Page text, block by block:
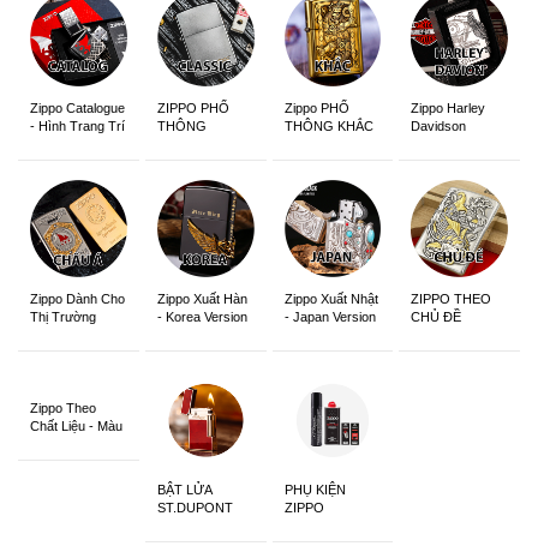
Zippo Catalogue
- Hình Trang Trí
ZIPPO PHỔ
THÔNG
Zippo PHỔ
THÔNG KHẮC
Zippo Harley
Davidson
Zippo Dành Cho
Thị Trường
Zippo Xuất Hàn
- Korea Version
Zippo Xuất Nhật
- Japan Version
ZIPPO THEO
CHỦ ĐỀ
Zippo Theo
Chất Liệu - Màu
BẬT LỬA
ST.DUPONT
PHỤ KIỆN
ZIPPO